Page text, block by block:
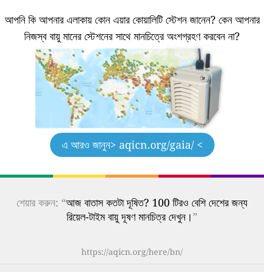
আপনি কি আপনার এলাকায় কোন এয়ার কোয়ালিটি স্টেশন জানেন? কেন আপনার
নিজস্ব বায়ু মানের স্টেশনের সাথে মানচিত্রে অংশগ্রহণ করবেন না?
এ আরও জানুন> aqicn.org/gaia/ <
শেয়ার করুন: “আজ বাতাস কতটা দূষিত? 100 টিরও বেশি দেশের জন্য
রিয়েল-টাইম বায়ু দূষণ মানচিত্র দেখুন।”
https://aqicn.org/here/bn/